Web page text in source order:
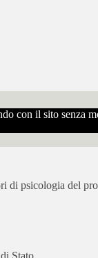
con il sito senza
di psicologia del